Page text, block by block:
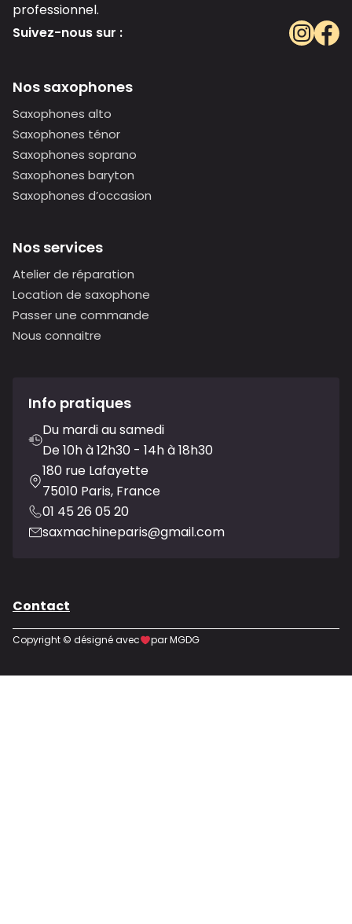
professionnel.
Suivez-nous sur :
Nos saxophones
Saxophones alto
Saxophones ténor
Saxophones soprano
Saxophones baryton
Saxophones d’occasion
Nos services
Atelier de réparation
Location de saxophone
Passer une commande
Nous connaitre
Info pratiques
Du mardi au samedi
De 10h à 12h30 - 14h à 18h30
180 rue Lafayette
75010 Paris, France
01 45 26 05 20
saxmachineparis@gmail.com
Contact
Copyright © désigné avec par MGDG